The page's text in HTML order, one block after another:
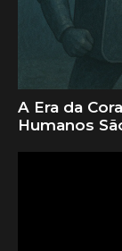
A Era da
Humanos